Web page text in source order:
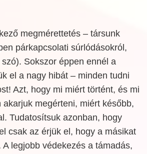
megmérettetés – társunk
párkapcsolati súrlódásokról,
Sokszor éppen ennél a
el a nagy hibát – minden tudni
Azt, hogy mi miért történt, és mi
akarjuk megérteni, miért később,
Tudatosítsuk azonban, hogy
csak az érjük el, hogy a másikat
legjobb védekezés a támadás,